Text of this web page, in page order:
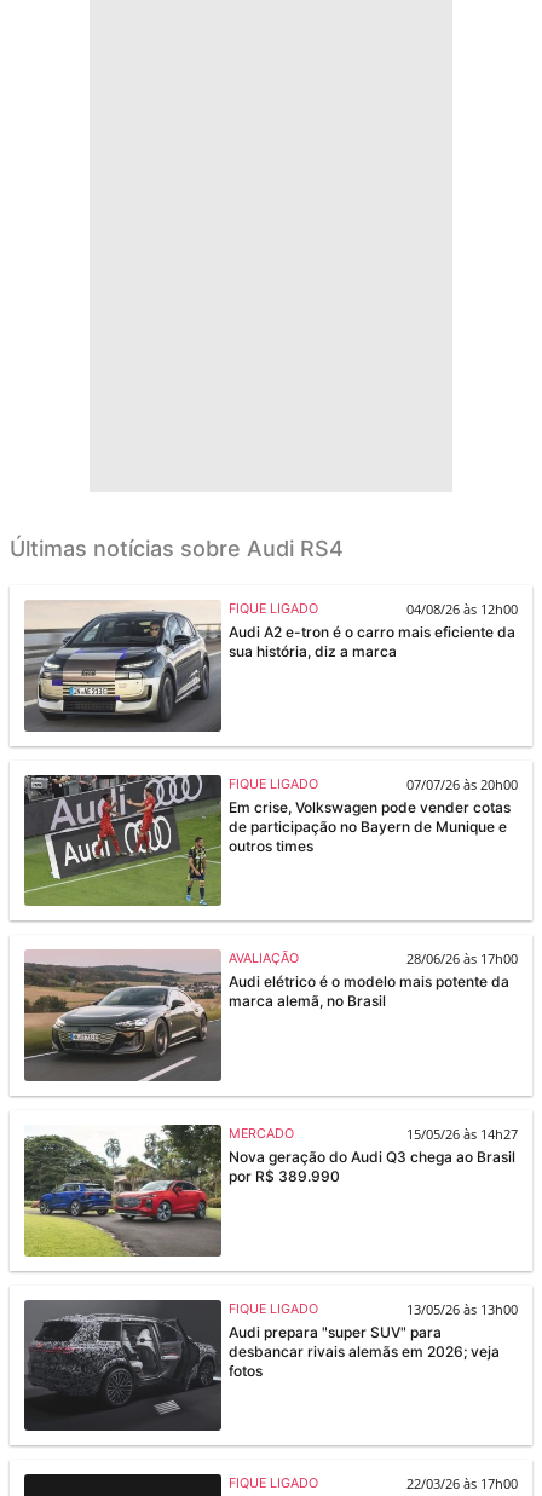
Últimas notícias sobre Audi RS4
FIQUE LIGADO
04/08/26 às 12h00
Audi A2 e-tron é o carro mais eficiente da
sua história, diz a marca
FIQUE LIGADO
07/07/26 às 20h00
Em crise, Volkswagen pode vender cotas
de participação no Bayern de Munique e
outros times
AVALIAÇÃO
28/06/26 às 17h00
Audi elétrico é o modelo mais potente da
marca alemã, no Brasil
MERCADO
15/05/26 às 14h27
Nova geração do Audi Q3 chega ao Brasil
por R$ 389.990
FIQUE LIGADO
13/05/26 às 13h00
Audi prepara "super SUV" para
desbancar rivais alemãs em 2026; veja
fotos
FIQUE LIGADO
22/03/26 às 17h00